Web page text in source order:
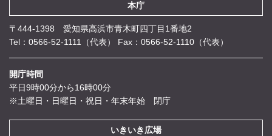
本庁
〒444-1398 愛知県高浜市青木町四丁目1番地2
Tel：0566-52-1111（代表）
Fax：0566-52-1110（代表）
開庁時間
平日9時00分から16時00分
※土曜日・日曜日・祝日・年末年始 閉庁
いきいき広場